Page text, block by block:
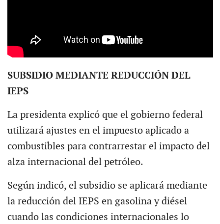
SUBSIDIO MEDIANTE REDUCCIÓN DEL
IEPS
La presidenta explicó que el gobierno federal
utilizará ajustes en el impuesto aplicado a
combustibles para contrarrestar el impacto del
alza internacional del petróleo.
Según indicó, el subsidio se aplicará mediante
la reducción del IEPS en gasolina y diésel
cuando las condiciones internacionales lo